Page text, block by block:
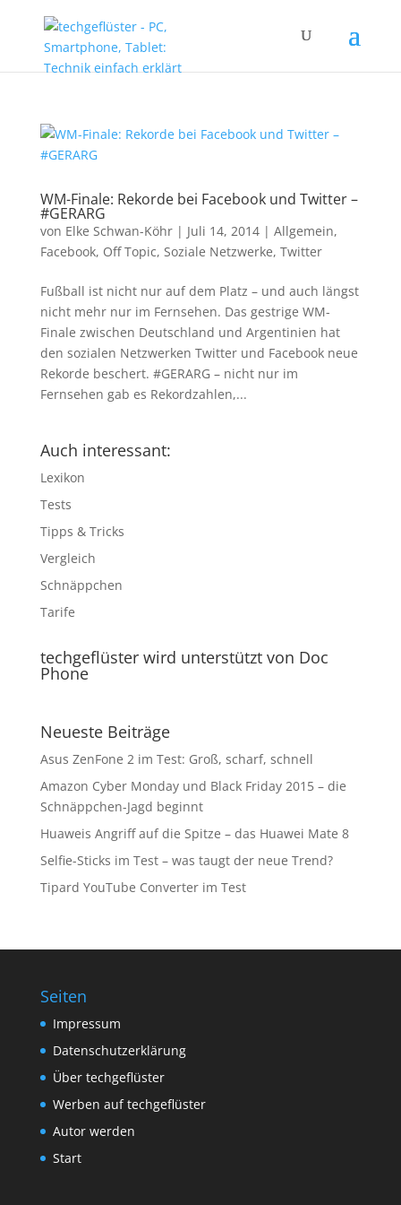
WM-Finale: Rekorde bei Facebook und Twitter –
#GERARG
von Elke Schwan-Köhr| Juli 14, 2014| Allgemein,
Facebook, Off Topic, Soziale Netzwerke, Twitter
Fußball ist nicht nur auf dem Platz – und auch längst
nicht mehr nur im Fernsehen. Das gestrige WM-
Finale zwischen Deutschland und Argentinien hat
den sozialen Netzwerken Twitter und Facebook neue
Rekorde beschert. #GERARG – nicht nur im
Fernsehen gab es Rekordzahlen,...
Auch interessant:
Lexikon
Tests
Tipps & Tricks
Vergleich
Schnäppchen
Tarife
techgeflüster wird unterstützt von Doc
Phone
Neueste Beiträge
Asus ZenFone 2 im Test: Groß, scharf, schnell
Amazon Cyber Monday und Black Friday 2015 – die
Schnäppchen-Jagd beginnt
Huaweis Angriff auf die Spitze – das Huawei Mate 8
Selfie-Sticks im Test – was taugt der neue Trend?
Tipard YouTube Converter im Test
Seiten
Impressum
Datenschutzerklärung
Über techgeflüster
Werben auf techgeflüster
Autor werden
Start